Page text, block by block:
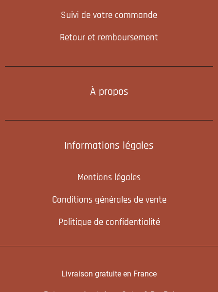
Suivi de votre commande
Retour et remboursement
À propos
Informations légales
Mentions légales
Conditions générales de vente
Politique de confidentialité
Livraison gratuite en France